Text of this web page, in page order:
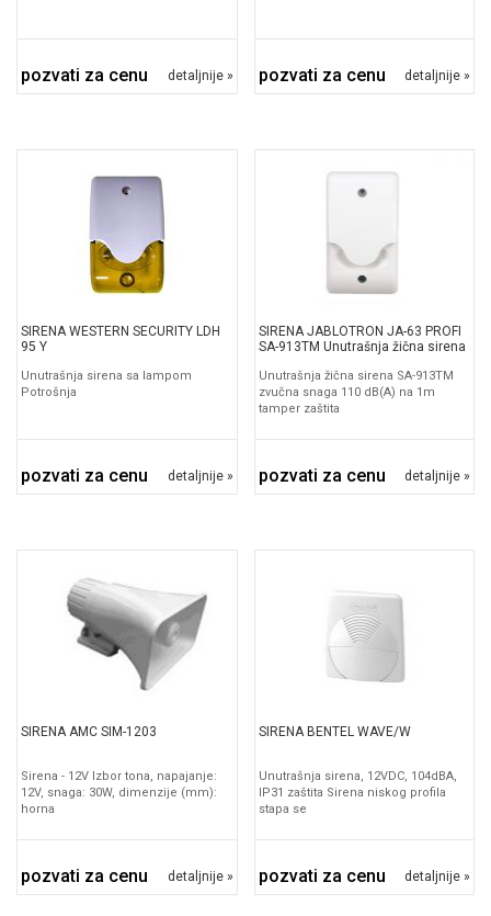
pozvati za cenu detaljnije » pozvati za cenu detaljnije »
SIRENA WESTERN SECURITY LDH
95 Y
Unutrašnja sirena sa lampom
Potrošnja
pozvati za cenu detaljnije »
SIRENA JABLOTRON JA-63 PROFI
SA-913TM Unutrašnja žična sirena
Unutrašnja žična sirena SA-913TM
zvučna snaga 110 dB(A) na 1m
tamper zaštita
pozvati za cenu detaljnije »
SIRENA AMC SIM-1203
Sirena - 12V Izbor tona, napajanje:
12V, snaga: 30W, dimenzije (mm):
horna
pozvati za cenu detaljnije »
SIRENA BENTEL WAVE/W
Unutrašnja sirena, 12VDC, 104dBA,
IP31 zaštita Sirena niskog profila
stapa se
pozvati za cenu detaljnije »